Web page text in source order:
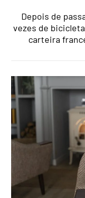
Depois de
vezes de
carteira